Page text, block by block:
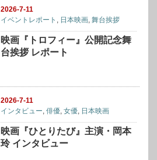
2026-7-11
イベントレポート , 日本映画,舞台挨拶
映画『トロフィー』公開記念舞
台挨拶 レポート
2026-7-11
インタビュー,俳優,女優, 日本映画
映画『ひとりたび』主演・岡本
玲 インタビュー